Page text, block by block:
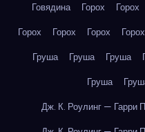
Говядина
Горох Горох
Горох
Горох Горох Горох
Груша
Груша Груша
Груша
Дж. К. Роулинг — Гарри